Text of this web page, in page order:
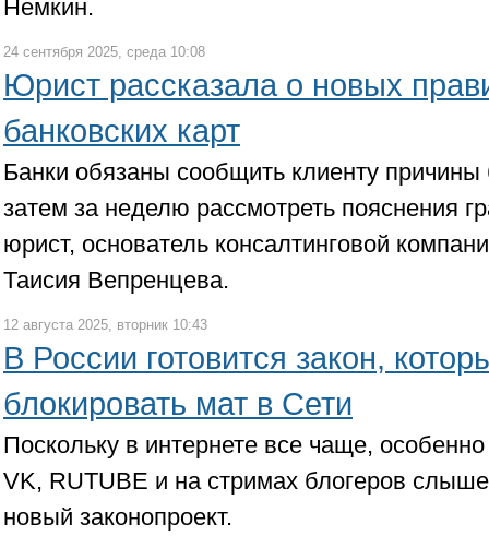
Немкин.
24 сентября 2025, среда 10:08
Юрист рассказала о новых
банковских карт
Банки обязаны сообщить клиенту причины
затем за неделю рассмотреть пояснения
юрист, основатель консалтинговой
Таисия Вепренцева.
12 августа 2025, вторник 10:43
В России готовится закон,
блокировать мат в Сети
Поскольку в интернете все чаще,
VK, RUTUBE и на стримах блогеров
новый законопроект.